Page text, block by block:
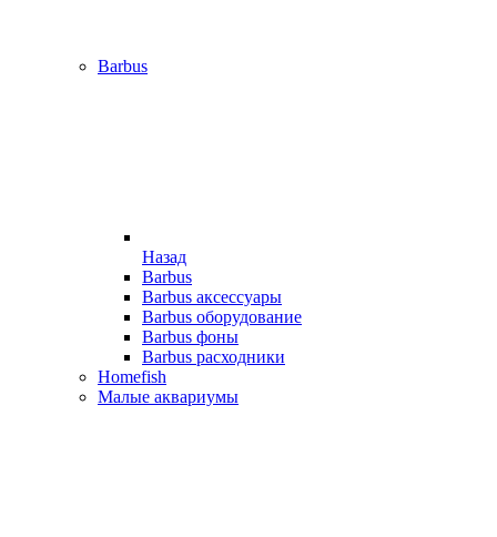
Barbus
Назад
Barbus
Barbus аксессуары
Barbus оборудование
Barbus фоны
Barbus расходники
Homefish
Малые аквариумы